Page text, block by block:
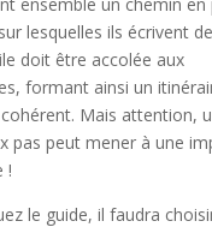
lesquelles ils écrivent
doit être accolée aux
formant ainsi un
Mais attention,
pas peut mener à une
!
le guide, il faudra